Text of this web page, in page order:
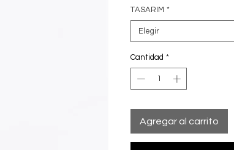
TASARIM *
Elegir
Cantidad *
Agregar al carrito